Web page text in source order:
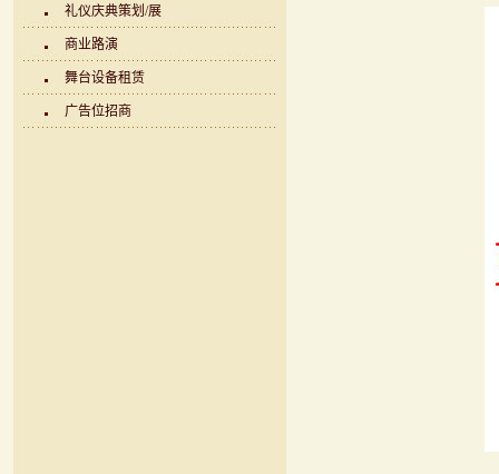
礼仪庆典策划/展
商业路演
舞台设备租赁
广告位招商